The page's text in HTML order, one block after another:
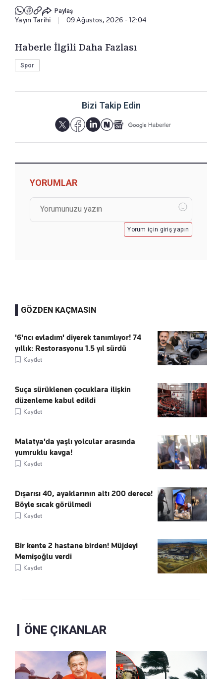
Paylaş
Yayın Tarihi 09 Ağustos, 2026 - 12:04
Haberle İlgili Daha Fazlası
Spor
Bizi Takip Edin
YORUMLAR
Yorum için giriş yapın
GÖZDEN KAÇMASIN
'6'ncı evladım' diyerek tanımlıyor! 74
yıllık: Restorasyonu 1.5 yıl sürdü
Kaydet
Suça sürüklenen çocuklara ilişkin
düzenleme kabul edildi
Kaydet
Malatya'da yaşlı yolcular arasında
yumruklu kavga!
Kaydet
Dışarısı 40, ayaklarının altı 200 derece!
Böyle sıcak görülmedi
Kaydet
Bir kente 2 hastane birden! Müjdeyi
Memişoğlu verdi
Kaydet
ÖNE ÇIKANLAR